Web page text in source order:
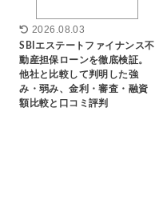
2026.08.03
SBIエステートファイナンス不
動産担保ローンを徹底検証。
他社と比較して判明した強
み・弱み、金利・審査・融資
額比較と口コミ評判